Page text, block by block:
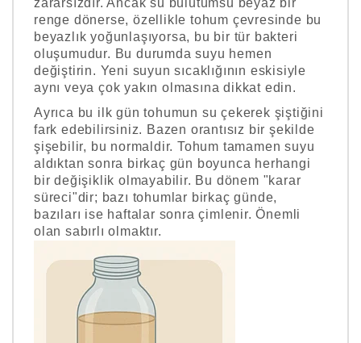
zararsızdır. Ancak su bulutumsu beyaz bir
renge dönerse, özellikle tohum çevresinde bu
beyazlık yoğunlaşıyorsa, bu bir tür bakteri
oluşumudur. Bu durumda suyu hemen
değiştirin. Yeni suyun sıcaklığının eskisiyle
aynı veya çok yakın olmasına dikkat edin.
Ayrıca bu ilk gün tohumun su çekerek şiştiğini
fark edebilirsiniz. Bazen orantısız bir şekilde
şişebilir, bu normaldir. Tohum tamamen suyu
aldıktan sonra birkaç gün boyunca herhangi
bir değişiklik olmayabilir. Bu dönem "karar
süreci"dir; bazı tohumlar birkaç günde,
bazıları ise haftalar sonra çimlenir. Önemli
olan sabırlı olmaktır.